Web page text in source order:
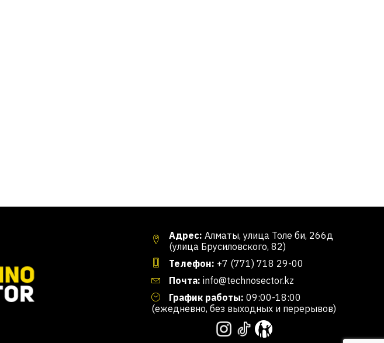
Адрес: Алматы, улица Толе би, 266д
(улица Брусиловского, 82)
Телефон: +7 (771) 718 29-00
Почта: info@technosector.kz
График работы: 09:00-18:00
(ежедневно, без выходных и перерывов)